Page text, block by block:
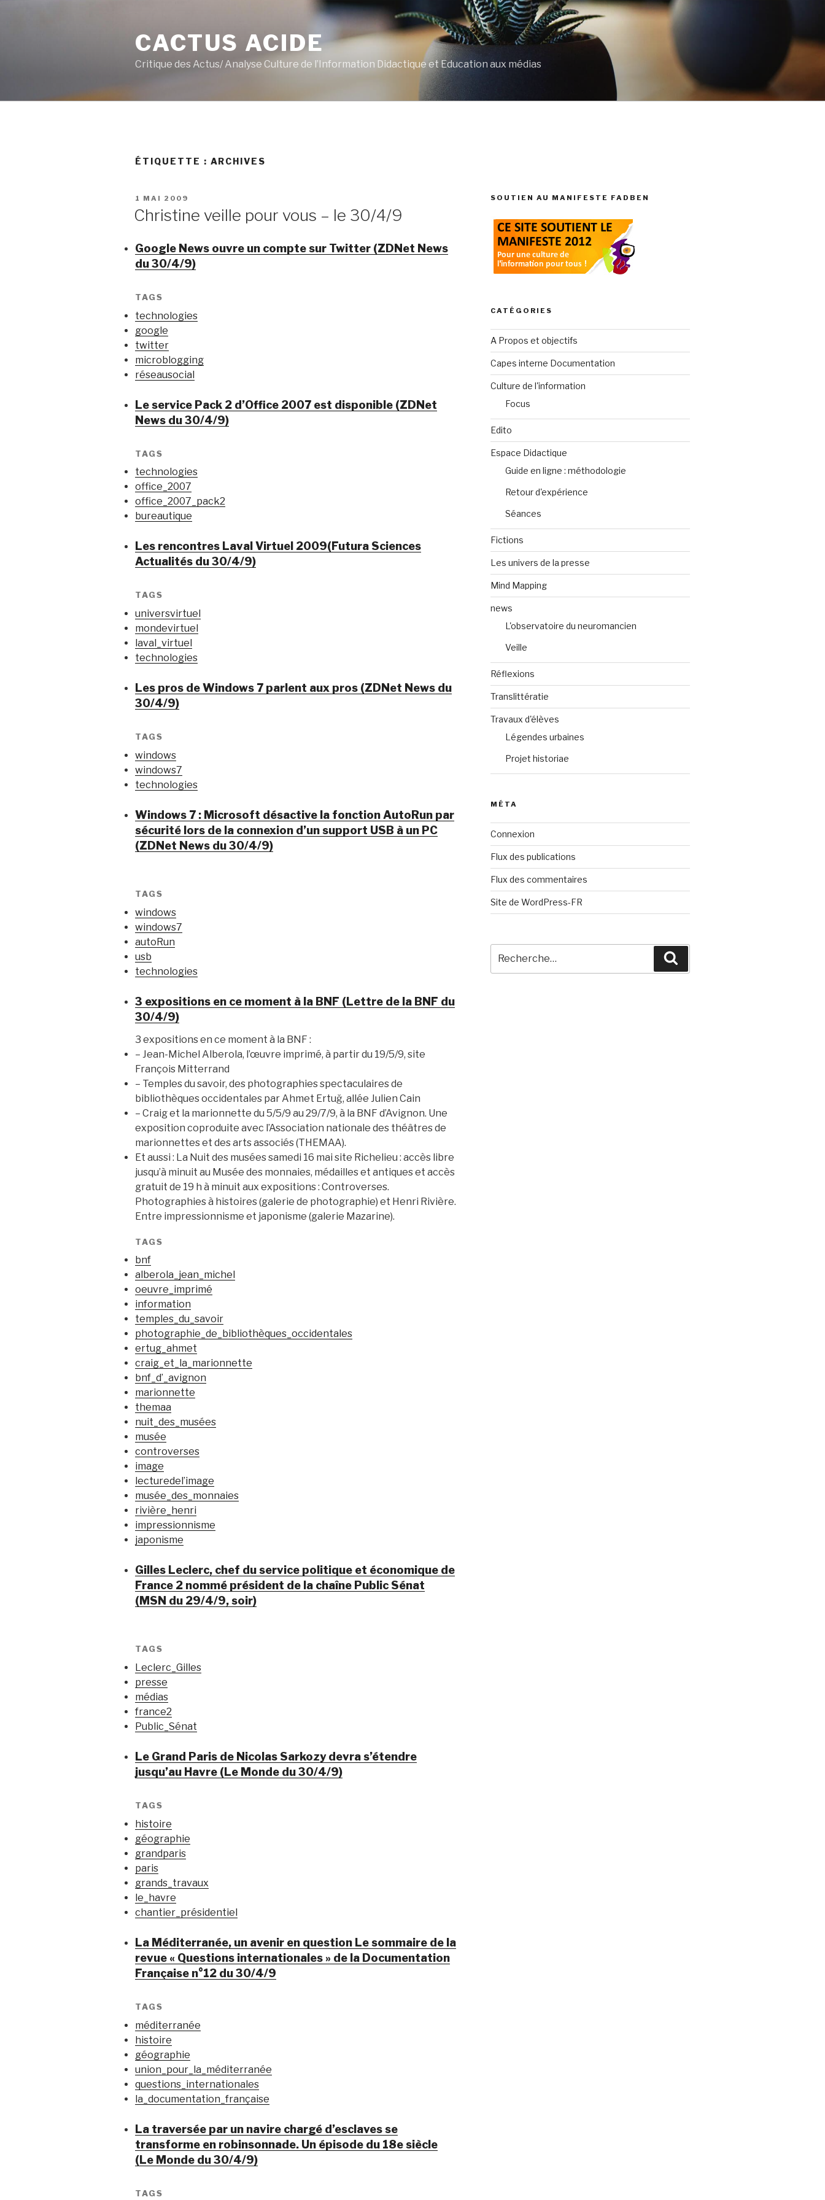
CACTUS ACIDE
Critique des Actus/ Analyse Culture de l’Information Didactique et Education aux médias
ÉTIQUETTE : ARCHIVES
PUBLIÉ
1 MAI 2009
Christine veille pour vous – le 30/4/9
Google News ouvre un compte sur Twitter (ZDNet News
du 30/4/9)
TAGS
technologies
google
twitter
microblogging
réseausocial
Le service Pack 2 d’Office 2007 est disponible (ZDNet
News du 30/4/9)
TAGS
technologies
office_2007
office_2007_pack2
bureautique
Les rencontres Laval Virtuel 2009(Futura Sciences
Actualités du 30/4/9)
TAGS
universvirtuel
mondevirtuel
laval_virtuel
technologies
Les pros de Windows 7 parlent aux pros (ZDNet News du
30/4/9)
TAGS
windows
windows7
technologies
Windows 7 : Microsoft désactive la fonction AutoRun par
sécurité lors de la connexion d’un support USB à un PC
(ZDNet News du 30/4/9)
TAGS
windows
windows7
autoRun
usb
technologies
3 expositions en ce moment à la BNF (Lettre de la BNF du
30/4/9)
3 expositions en ce moment à la BNF :
– Jean-Michel Alberola, l’œuvre imprimé, à partir du 19/5/9, site
François Mitterrand
– Temples du savoir, des photographies spectaculaires de
bibliothèques occidentales par Ahmet Ertuğ, allée Julien Cain
– Craig et la marionnette du 5/5/9 au 29/7/9, à la BNF d’Avignon. Une
exposition coproduite avec l’Association nationale des théâtres de
marionnettes et des arts associés (THEMAA).
Et aussi : La Nuit des musées samedi 16 mai site Richelieu : accès libre
jusqu’à minuit au Musée des monnaies, médailles et antiques et accès
gratuit de 19 h à minuit aux expositions : Controverses.
Photographies à histoires (galerie de photographie) et Henri Rivière.
Entre impressionnisme et japonisme (galerie Mazarine).
TAGS
bnf
alberola_jean_michel
oeuvre_imprimé
information
temples_du_savoir
photographie_de_bibliothèques_occidentales
ertug_ahmet
craig_et_la_marionnette
bnf_d’_avignon
marionnette
themaa
nuit_des_musées
musée
controverses
image
lecturedel’image
musée_des_monnaies
rivière_henri
impressionnisme
japonisme
Gilles Leclerc, chef du service politique et économique de
France 2 nommé président de la chaîne Public Sénat
(MSN du 29/4/9, soir)
TAGS
Leclerc_Gilles
presse
médias
france2
Public_Sénat
Le Grand Paris de Nicolas Sarkozy devra s’étendre
jusqu’au Havre (Le Monde du 30/4/9)
TAGS
histoire
géographie
grandparis
paris
grands_travaux
le_havre
chantier_présidentiel
La Méditerranée, un avenir en question Le sommaire de la
revue « Questions internationales » de la Documentation
Française n°12 du 30/4/9
TAGS
méditerranée
histoire
géographie
union_pour_la_méditerranée
questions_internationales
la_documentation_française
La traversée par un navire chargé d’esclaves se
transforme en robinsonnade. Un épisode du 18e siècle
(Le Monde du 30/4/9)
TAGS
SOUTIEN AU MANIFESTE FADBEN
CATÉGORIES
A Propos et objectifs
Capes interne Documentation
Culture de l'information
Focus
Edito
Espace Didactique
Guide en ligne : méthodologie
Retour d'expérience
Séances
Fictions
Les univers de la presse
Mind Mapping
news
L'observatoire du neuromancien
Veille
Réflexions
Translittératie
Travaux d'élèves
Légendes urbaines
Projet historiae
MÉTA
Connexion
Flux des publications
Flux des commentaires
Site de WordPress-FR
pour
: